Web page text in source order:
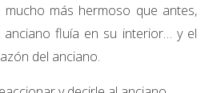
más hermoso que antes,
fluía en su interior… y el
del anciano.